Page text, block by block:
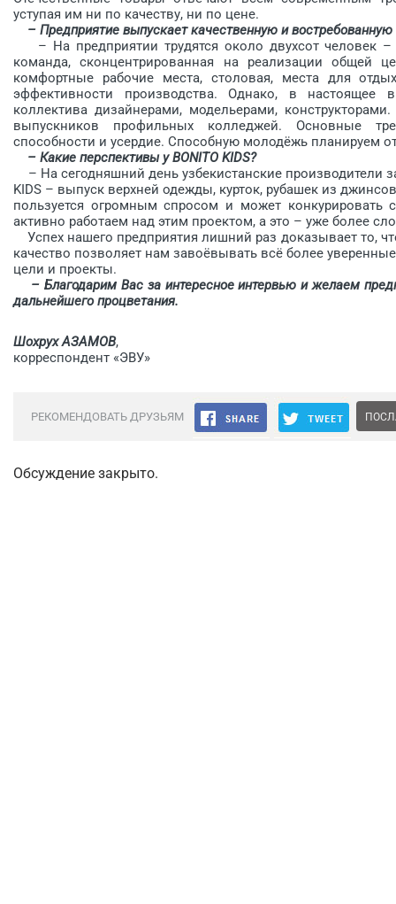
уступая им ни по качеству, ни по цене.
– Предприятие выпускает качественную и
– На предприятии трудятся около двухсот человек
команда, сконцентрированная на реализации общей
комфортные рабочие места, столовая, места для
эффективности производства. Однако, в настоящее
коллектива дизайнерами, модельерами,
выпускников профильных колледжей. Основные
способности и усердие. Способную молодёжь планируем
– Какие перспективы у BONITO KIDS?
– На сегодняшний день узбекистанские производители
KIDS – выпуск верхней одежды, курток, рубашек из
пользуется огромным спросом и может
активно работаем над этим проектом, а это – уже более
Успех нашего предприятия лишний раз доказывает то,
качество позволяет нам завоёвывать всё более
цели и проекты.
– Благодарим Вас за интересное интервью и желаем
дальнейшего процветания.
Шохрух АЗАМОВ,
корреспондент «ЭВУ»
РЕКОМЕНДОВАТЬ ДРУЗЬЯМ
Обсуждение закрыто.